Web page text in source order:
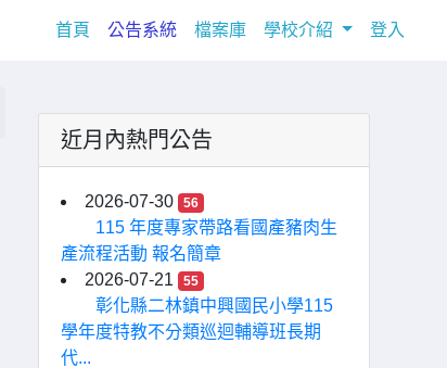
首頁 (current)
公告系統 檔案庫 學校介紹 登入
近月內熱門公告
2026-07-30 56
115 年度專家帶路看國產豬肉生
產流程活動 報名簡章
2026-07-21
55
彰化縣二林鎮中興國民小學115
學年度特教不分類巡迴輔導班長期
代...